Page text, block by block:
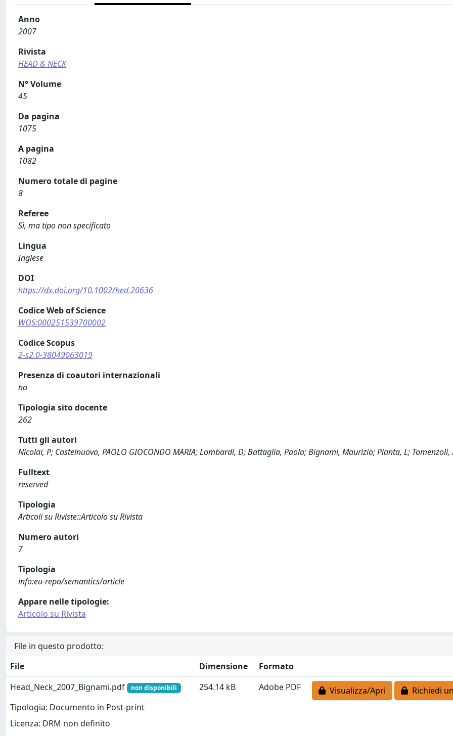
Anno
2007
Rivista
HEAD & NECK
N° Volume
45
Da pagina
1075
A pagina
1082
Numero totale di pagine
8
Referee
Sì, ma tipo non specificato
Lingua
Inglese
DOI
https://dx.doi.org/10.1002/hed.20636
Codice Web of Science
WOS:000251539700002
Codice Scopus
2-s2.0-38049063019
Presenza di coautori internazionali
no
Tipologia sito docente
262
Tutti gli autori
Nicolai, P; Castelnuovo, PAOLO GIOCONDO MARIA; Lombardi, D; Battaglia, Paolo; Bignami, Maurizio; Pianta, L; Tomenzoli,
Fulltext
reserved
Tipologia
Articoli su Riviste::Articolo su Rivista
Numero autori
7
Tipologia
info:eu-repo/semantics/article
Appare nelle tipologie:
Articolo su Rivista
File in questo prodotto:
File
Dimensione
Formato
Head_Neck_2007_Bignami.pdf
non disponibili
Tipologia: Documento in Post-print
Licenza: DRM non definito
254.14 kB Adobe PDF Visualizza/Apri Richiedi